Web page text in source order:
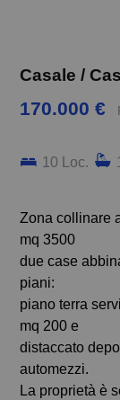
Casale /
170.000 €
10 Loc.
Zona collinare a 15 minuti da Predappio, nella corte di
mq 3500
due case
piani:
piano terra
mq 200 e
distaccato
automezzi.
La proprietà è